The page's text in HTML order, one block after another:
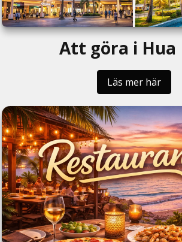
Att göra i Hua
Läs mer här